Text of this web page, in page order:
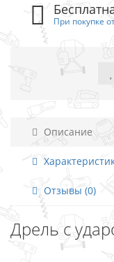
При покупке
Описание
Отзывы (0)
Дрель с